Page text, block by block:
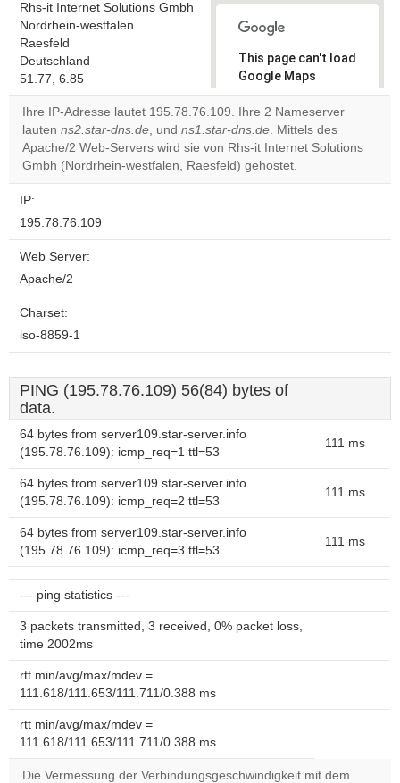
Rhs-it Internet Solutions Gmbh
Nordrhein-westfalen
Raesfeld
Deutschland
51.77, 6.85
This page can't load
Google Maps
correctly.
Do you
own this
website?
OK
Ihre IP-Adresse lautet 195.78.76.109. Ihre 2 Nameserver
lauten ns2.star-dns.de, und ns1.star-dns.de. Mittels des
Apache/2 Web-Servers wird sie von Rhs-it Internet Solutions
Gmbh (Nordrhein-westfalen, Raesfeld) gehostet.
IP:
195.78.76.109
Web Server:
Apache/2
Charset:
iso-8859-1
PING (195.78.76.109) 56(84) bytes of
data.
64 bytes from server109.star-server.info
(195.78.76.109): icmp_req=1 ttl=53
111 ms
64 bytes from server109.star-server.info
(195.78.76.109): icmp_req=2 ttl=53
111 ms
64 bytes from server109.star-server.info
(195.78.76.109): icmp_req=3 ttl=53
111 ms
--- ping statistics ---
3 packets transmitted, 3 received, 0% packet loss,
time 2002ms
rtt min/avg/max/mdev =
111.618/111.653/111.711/0.388 ms
rtt min/avg/max/mdev =
111.618/111.653/111.711/0.388 ms
Die Vermessung der Verbindungsgeschwindigkeit mit dem